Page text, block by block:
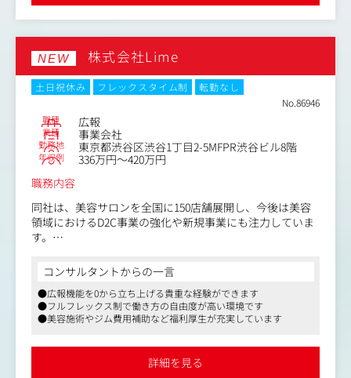
・裁量の大きさ
担当店舗の売上向上に直接関わることができ、自身の施策
成果を数字で実感できます。
商圏分析、販促企画、効果検証、店舗戦略まで一気通貫で
担当できます。
・店舗（現場）に近いマーケティング
机上の分析だけではなく、店舗や顧客に近い環境でマーケ
ティングに携われます。
NEW 株式会社Lime
土日祝休み フレックスタイム制
転勤なし
No.86946
職種 広報
業種 事業会社
勤務地 東京都渋谷区渋谷1丁目2-5MFPR渋谷ビル8階
年収例
336万円～420万円
職務内容
同社は、美容サロンを全国に150店舗展開し、今後は美容
領域におけるD2C事業の強化や新規事業にも注力していま
す。
一方で、マーケティング・広報の機能はまだ発展途上であ
り、会社としての発信力を高めることで、事業成長の加速
と企業ブランドの確立が必要なフェーズです。
現在、広報専任人材はおらず、人事責任者が兼任して発信
上げ・強化」を担っていただける経験者の方を募集しま
コンサルタントからの一言
●広報機能を0から立ち上げる貴重な経験ができます
●フルフレックス制で働き方の自由度が高い環境です
●美容施術やジム費用補助など福利厚生が充実しています
詳細を見る